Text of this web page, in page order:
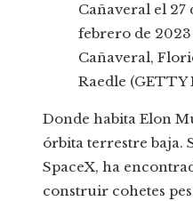
Cañaveral el 27
febrero de 2023
Cañaveral,
Raedle (GETTY
Donde habita Elon
órbita terrestre baja.
SpaceX, ha
construir cohetes